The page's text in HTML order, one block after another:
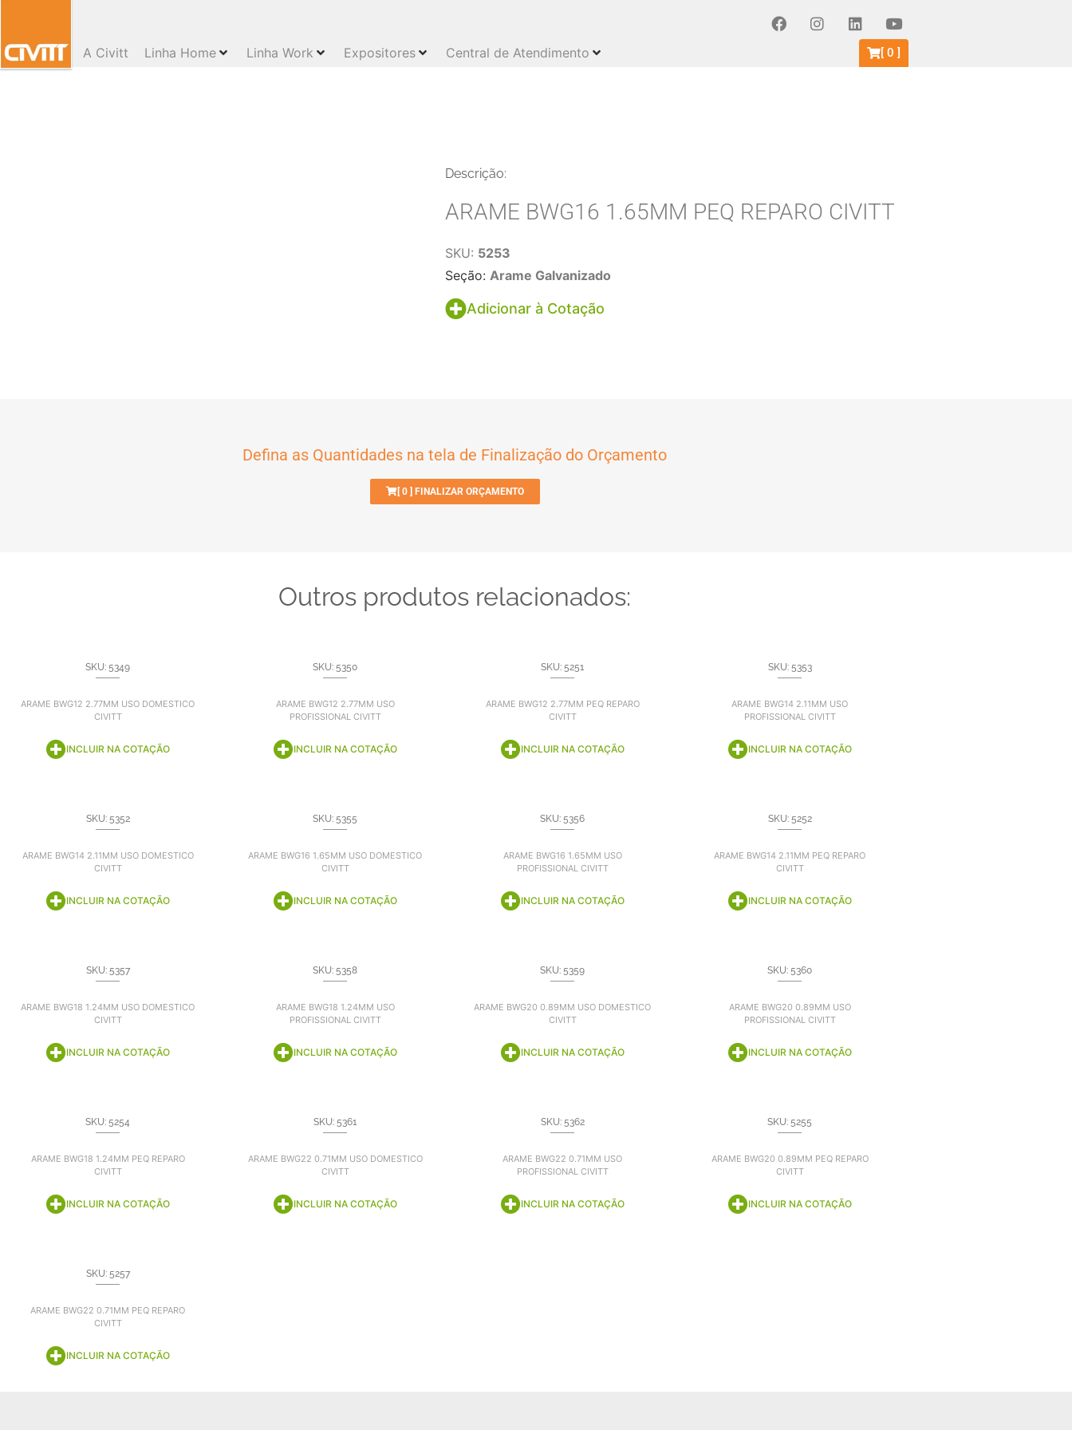
A Civitt Linha Home Linha Work Expositores Central de Atendimento [0 ]
Descrição:
ARAME BWG16 1.65MM PEQ REPARO CIVITT
SKU: 5253
Seção: Arame Galvanizado
Adicionar à Cotação
Defina as Quantidades na tela de Finalização do Orçamento
[ 0] FINALIZAR ORÇAMENTO
Outros produtos relacionados:
SKU: 5349
ARAME BWG12 2.77MM USO DOMESTICO
CIVITT
INCLUIR NA COTAÇÃO
SKU: 5350
ARAME BWG12 2.77MM USO
PROFISSIONAL CIVITT
INCLUIR NA COTAÇÃO
SKU: 5251
ARAME BWG12 2.77MM PEQ REPARO
CIVITT
INCLUIR NA COTAÇÃO
SKU: 5353
ARAME BWG14 2.11MM USO
PROFISSIONAL CIVITT
INCLUIR NA COTAÇÃO
SKU: 5352
ARAME BWG14 2.11MM USO DOMESTICO
CIVITT
INCLUIR NA COTAÇÃO
SKU: 5355
ARAME BWG16 1.65MM USO DOMESTICO
CIVITT
INCLUIR NA COTAÇÃO
SKU: 5356
ARAME BWG16 1.65MM USO
PROFISSIONAL CIVITT
INCLUIR NA COTAÇÃO
SKU: 5252
ARAME BWG14 2.11MM PEQ REPARO
CIVITT
INCLUIR NA COTAÇÃO
SKU: 5357
ARAME BWG18 1.24MM USO DOMESTICO
CIVITT
INCLUIR NA COTAÇÃO
SKU: 5358
ARAME BWG18 1.24MM USO
PROFISSIONAL CIVITT
INCLUIR NA COTAÇÃO
SKU: 5359
ARAME BWG20 0.89MM USO DOMESTICO
CIVITT
INCLUIR NA COTAÇÃO
SKU: 5360
ARAME BWG20 0.89MM USO
PROFISSIONAL CIVITT
INCLUIR NA COTAÇÃO
SKU: 5254
ARAME BWG18 1.24MM PEQ REPARO
CIVITT
INCLUIR NA COTAÇÃO
SKU: 5361
ARAME BWG22 0.71MM USO DOMESTICO
CIVITT
INCLUIR NA COTAÇÃO
SKU: 5362
ARAME BWG22 0.71MM USO
PROFISSIONAL CIVITT
INCLUIR NA COTAÇÃO
SKU: 5255
ARAME BWG20 0.89MM PEQ REPARO
CIVITT
INCLUIR NA COTAÇÃO
SKU: 5257
ARAME BWG22 0.71MM PEQ REPARO
CIVITT
INCLUIR NA COTAÇÃO